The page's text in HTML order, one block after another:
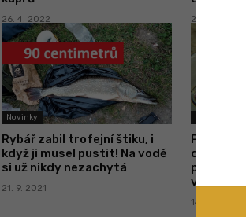
26. 4. 2022 29. 3. 2022
Novinky
Rybář zabil trofejní štiku, i
když ji musel pustit! Na vodě
si už nikdy nezachytá
21. 9. 2021
Pytlák
doklady,
policie!
vybavení
14. 9. 2021